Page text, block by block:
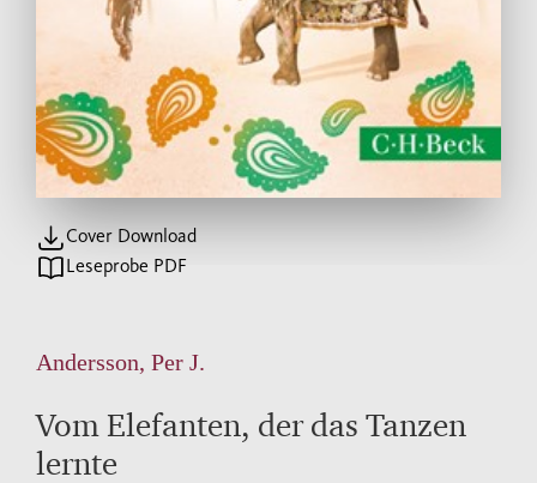
Cover Download
Leseprobe PDF
Andersson, Per J.
Vom Elefanten, der das Tanzen
lernte